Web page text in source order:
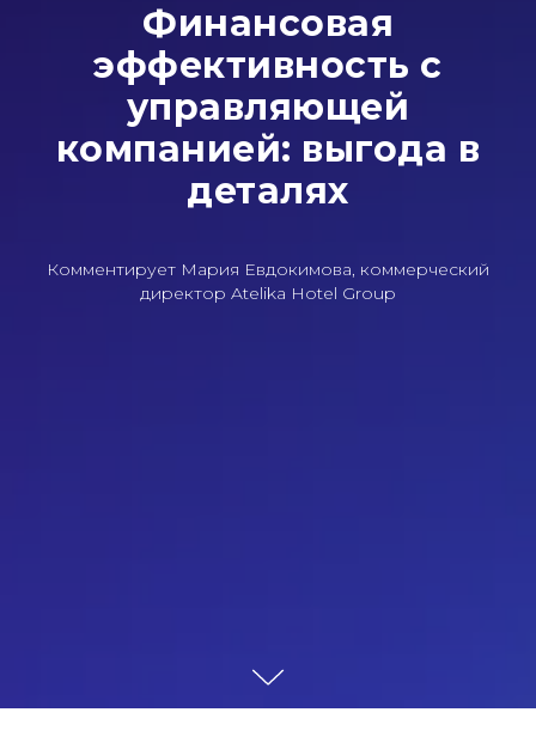
Финансовая
эффективность с
управляющей
компанией: выгода в
деталях
Комментирует Мария Евдокимова, коммерческий
директор Atelika Hotel Group